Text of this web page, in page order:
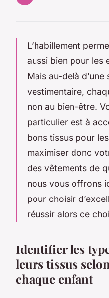
L’habillement
aussi bien pour les
Mais au-delà
vestimentaire,
non au bien-être.
particulier est à
bons tissus pour
maximiser donc
des vêtements de
nous vous offrons
pour choisir
réussir alors ce
Identifier les
leurs tissus
chaque enfant